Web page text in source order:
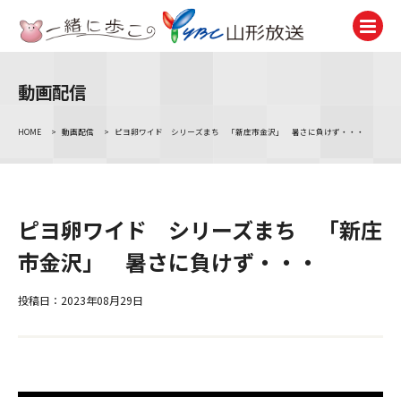
News
アナウンサー
Present
動画配信
HOME > 動画配信 > ピヨ卵ワイド シリーズまち 「新庄市金沢」 暑さに負けず・・・
ピヨ卵ワイド シリーズまち 「新庄
市金沢」 暑さに負けず・・・
投稿日：2023年08月29日